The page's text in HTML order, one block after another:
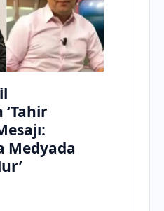
‘Tahir
Medyada